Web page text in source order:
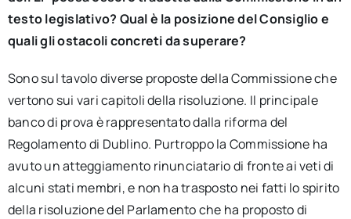
testo legislativo? Qual è la posizione del Consiglio e
quali gli ostacoli concreti da superare?
Sono sul tavolo diverse proposte della Commissione che
vertono sui vari capitoli della risoluzione. Il principale
banco di prova è rappresentato dalla riforma del
Regolamento di Dublino. Purtroppo la Commissione ha
avuto un atteggiamento rinunciatario di fronte ai veti di
alcuni stati membri, e non ha trasposto nei fatti lo spirito
della risoluzione del Parlamento che ha proposto di